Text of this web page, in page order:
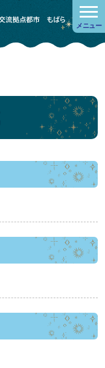
メニュー